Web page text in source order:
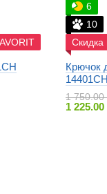
6
10
Скидка
Крючок
14401CH
1 750.00
1 225.00